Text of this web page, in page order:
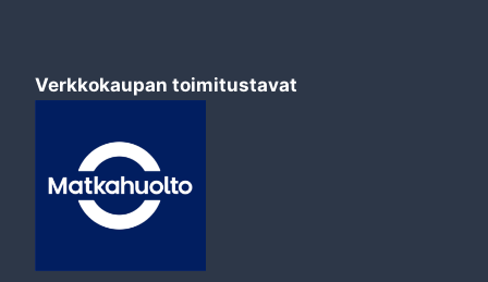
Verkkokaupan toimitustavat